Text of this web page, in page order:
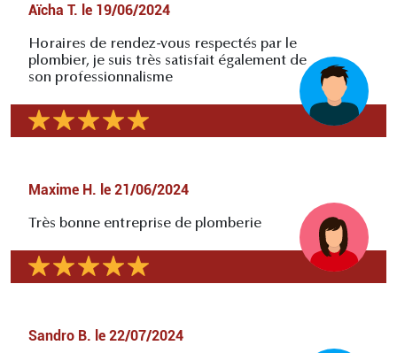
Aïcha T. le 19/06/2024
Horaires de rendez-vous respectés par le
plombier, je suis très satisfait également de
son professionnalisme
Maxime H. le 21/06/2024
Très bonne entreprise de plomberie
Sandro B. le 22/07/2024